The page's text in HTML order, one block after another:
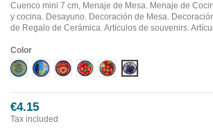
Cuenco mini 7 cm, Menaje de Mesa. Menaje de
y cocina. Desayuno. Decoración de Mesa.
de Regalo de Cerámica. Artículos de souvenirs.
Color
Diseño 1Diseño 2Diseño 3Diseño 4Diseño 5Diseño 6
€4.15
Tax included